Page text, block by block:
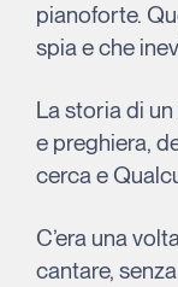
pianoforte.
spia e che
La storia di
e preghiera,
cerca e
C’era una
cantare,